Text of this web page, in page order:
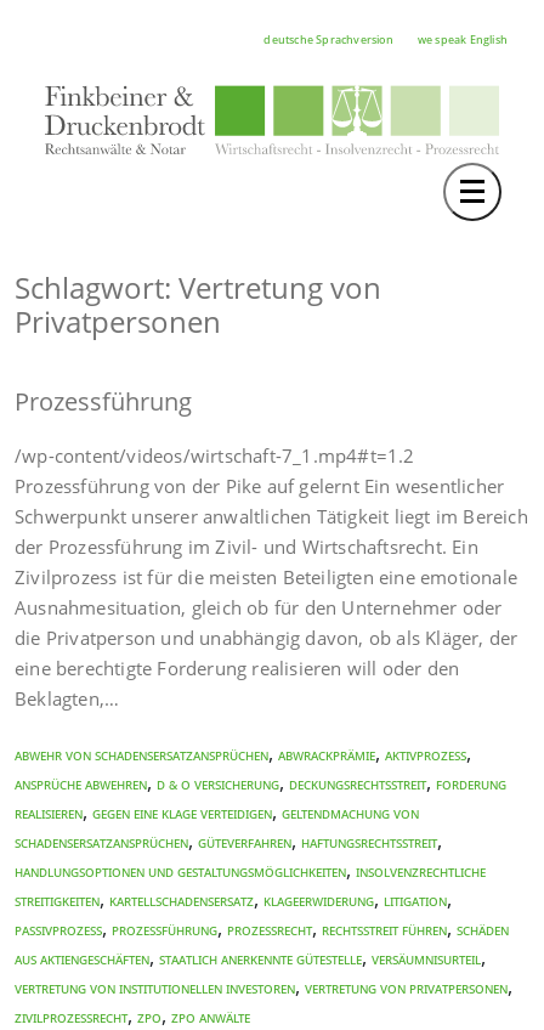
deutsche Sprachversion we speak English
Toggle
RECHTSGEBIETE
NOTAR
HOCHSCHULE
KARRIERE
SERVICE
Schlagwort: Vertretung von
Privatpersonen
Prozessführung
/wp-content/videos/wirtschaft-7_1.mp4#t=1.2
Prozessführung von der Pike auf gelernt Ein wesentlicher
Schwerpunkt unserer anwaltlichen Tätigkeit liegt im Bereich
der Prozessführung im Zivil- und Wirtschaftsrecht. Ein
Zivilprozess ist für die meisten Beteiligten eine emotionale
Ausnahmesituation, gleich ob für den Unternehmer oder
die Privatperson und unabhängig davon, ob als Kläger, der
eine berechtigte Forderung realisieren will oder den
Beklagten,…
Abwehr von Schadensersatzansprüchen, Abwrackprämie, Aktivprozess,
Ansprüche abwehren, D & O Versicherung, Deckungsrechtsstreit, Forderung
realisieren, gegen eine Klage verteidigen, Geltendmachung von
Schadensersatzansprüchen, Güteverfahren, Haftungsrechtsstreit,
Handlungsoptionen und Gestaltungsmöglichkeiten, Insolvenzrechtliche
Streitigkeiten, Kartellschadensersatz, Klageerwiderung, Litigation,
Passivprozess, Prozessführung, Prozessrecht, Rechtsstreit führen, Schäden
aus Aktiengeschäften, Staatlich anerkennte Gütestelle, Versäumnisurteil,
Vertretung von institutionellen Investoren, Vertretung von Privatpersonen,
Zivilprozessrecht, ZPO, ZPO Anwälte